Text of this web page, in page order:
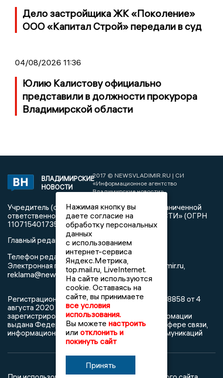
Дело застройщика ЖК «Поколение»
ООО «Капитал Строй» передали в суд
04/08/2026 11:36
Юлию Калистову официально
представили в должности прокурора
Владимирской области
ВЛАДИМИРСКИЕ
НОВОСТИ
2017 © NEWSVLADIMIR.RU | СИ
«Информационное агентство
Владимирские новости»
Учредитель (соучредители): Общество с ограниченной
ответственностью «РЕГИОНАЛЬНЫЕ НОВОСТИ» (ОГРН
1107154017354)
Главный редактор: Мазов С. А.
Телефон редакции:8 (4922) 666916
Электронная почта редакции:info@newsvladimir.ru,
reklama@newsvladimir.ru
Регистрационный номер: серия Эл № ФС77-78858 от 4
августа 2020 г. согласно выписке из реестра
зарегистрированных средств массовой информации
выдана Федеральной службой по надзору в сфере связи,
информационных технологий и массовых коммуникаций
Нажимая кнопку вы
даете согласие на
обработку персональных
данных
с использованием
интернет-сервиса
Яндекс.Метрика,
top.mail.ru, LiveInternet.
На сайте используются
cookie. Оставаясь на
сайте, вы принимаете
все условия
использования.
Вы можете настроить
или отклонить и
покинуть сайт
Принять